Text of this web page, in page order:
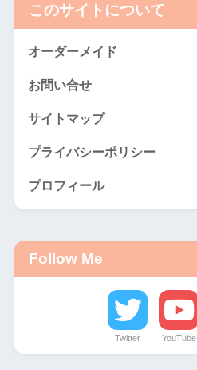
このサイトについて
オーダーメイド
お問い合せ
サイトマップ
プライバシーポリシー
プロフィール
Follow Me
Twitter YouTube